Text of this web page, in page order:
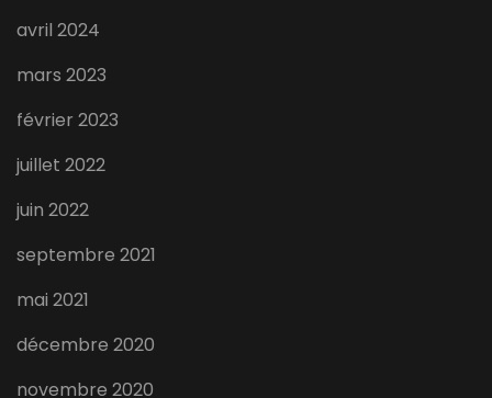
avril 2024
mars 2023
février 2023
juillet 2022
juin 2022
septembre 2021
mai 2021
décembre 2020
novembre 2020